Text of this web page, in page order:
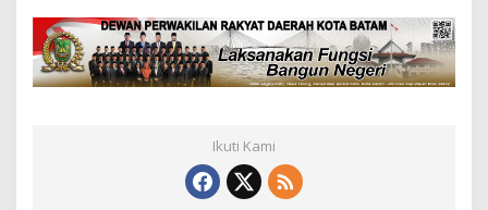
Ikuti Kami